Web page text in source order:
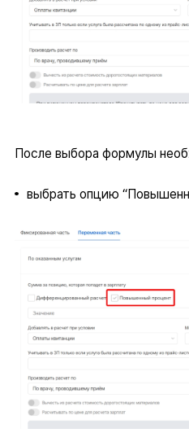
После выбора формулы
выбрать опцию